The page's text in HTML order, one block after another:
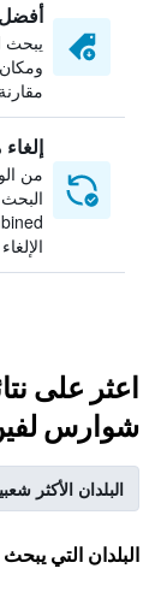
من
اعثر على
شوارس
البلدان الأكثر
البلدان التي